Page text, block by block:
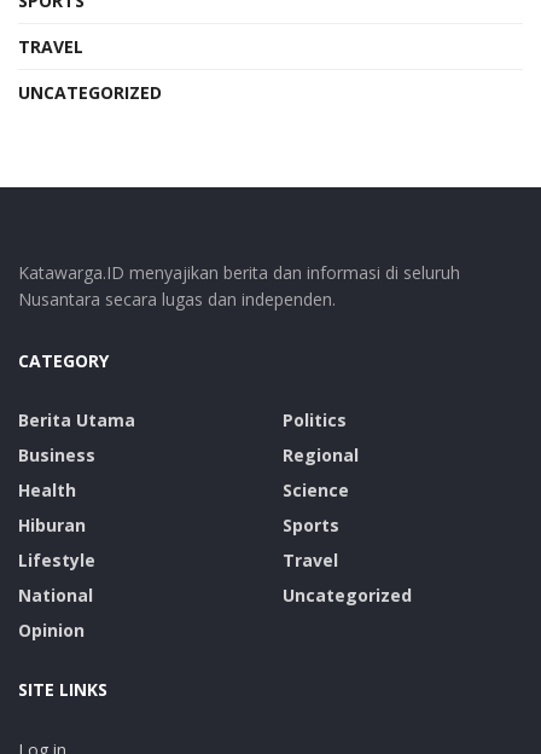
TRAVEL
UNCATEGORIZED
Katawarga.ID menyajikan berita dan informasi di seluruh
Nusantara secara lugas dan independen.
CATEGORY
Berita Utama
Business
Health
Hiburan
Lifestyle
National
Opinion
Politics
Regional
Science
Sports
Travel
Uncategorized
SITE LINKS